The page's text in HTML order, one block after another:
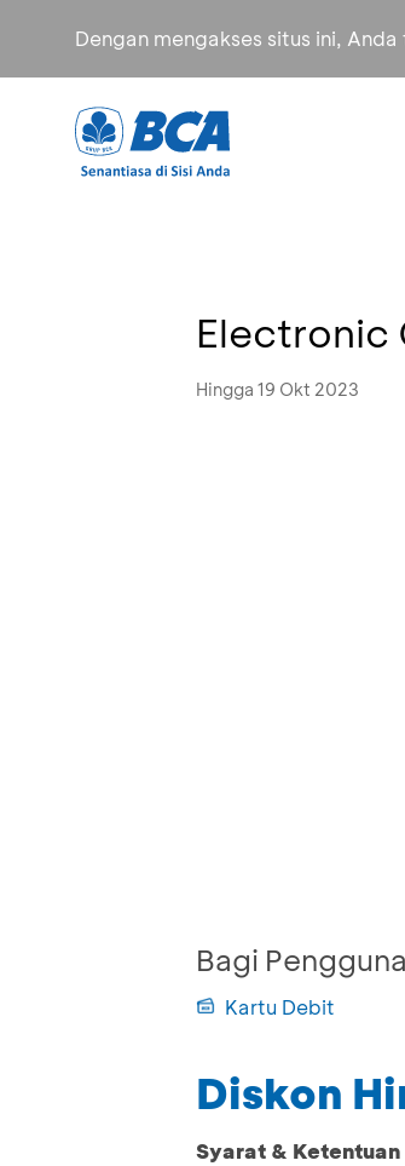
Dengan mengakses situs ini,
Electronic
Hingga 19 Okt 2023
Bagi Pengguna
Kartu Debit
Diskon
Syarat & Ketentuan